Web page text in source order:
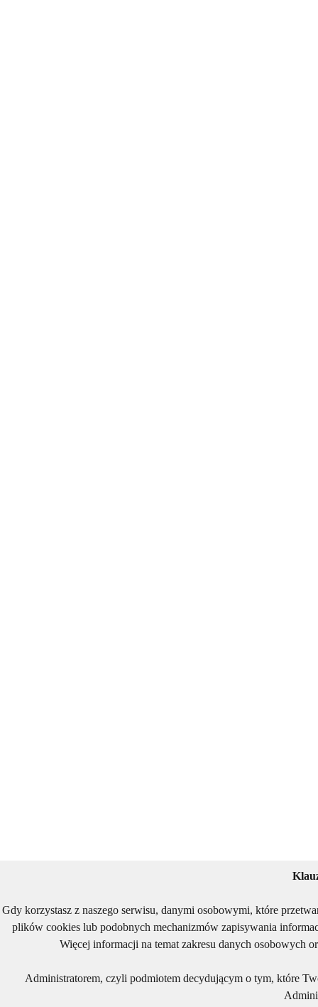
Gdy korzystasz z naszego serwisu, danymi osobowymi, które
plików cookies lub podobnych mechanizmów zapisywania
Więcej informacji na temat zakresu danych osobowych
Administratorem, czyli podmiotem decydującym o tym, które